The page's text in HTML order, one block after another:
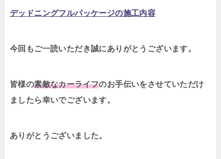
デッドニングフルパッケージの施工内容
今回もご一読いただき誠にありがとうございます。
皆様の素敵なカーライフのお手伝いをさせていただけ
ましたら幸いでございます。
ありがとうございました。